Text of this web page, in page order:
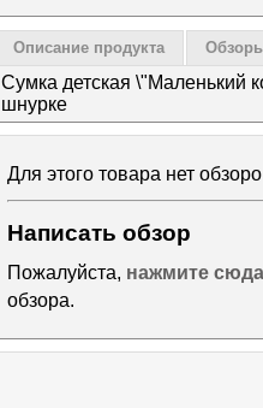
Описание продукта
Сумка детская \"Маленький
шнурке
Для этого товара нет
Написать обзор
Пожалуйста, нажмите сюда
обзора.